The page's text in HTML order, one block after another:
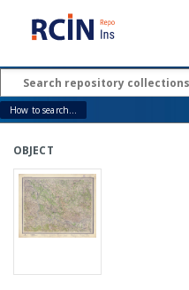
How to search...
OBJECT